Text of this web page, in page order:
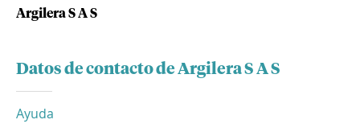
Argilera S A S
Datos de contacto de Argilera S A S
Ayuda